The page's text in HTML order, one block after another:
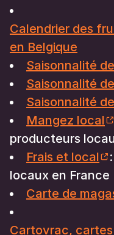
Calendrier des
en Belgique
Saisonnalité
Saisonnalité
Saisonnalité
Mangez local
producteurs
Frais et local
locaux en France
Carte de
Cartovrac,